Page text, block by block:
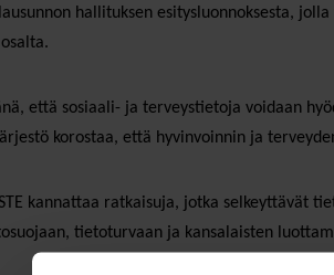
hallituksen esitysluonnoksesta,
että sosiaali- ja terveystietoja voidaan
korostaa, että hyvinvoinnin ja
kannattaa ratkaisuja, jotka selkeyttävät
tietoturvaan ja kansalaisten